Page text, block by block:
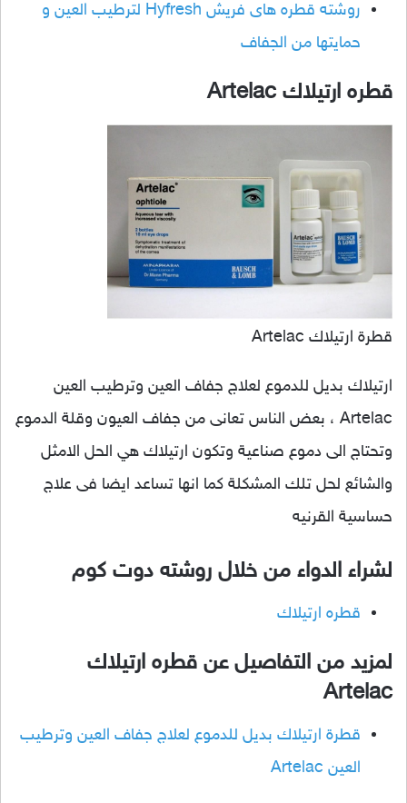
روشته قطره هاى فريش Hyfresh لترطيب العين و
حمايتها من الجفاف
قطره ارتيلاك Artelac
قطرة ارتيلاك Artelac
ارتيلاك بديل للدموع لعلاج جفاف العين وترطيب العين
Artelac ، بعض الناس تعانى من جفاف العيون وقلة الدموع
وتحتاج الى دموع صناعية وتكون ارتيلاك هي الحل الامثل
والشائع لحل تلك المشكلة كما انها تساعد ايضا فى علاج
حساسية القرنيه
لشراء الدواء من خلال روشته دوت كوم
قطره ارتيلاك
لمزيد من التفاصيل عن قطره ارتيلاك
Artelac
قطرة ارتيلاك بديل للدموع لعلاج جفاف العين وترطيب
العين Artelac